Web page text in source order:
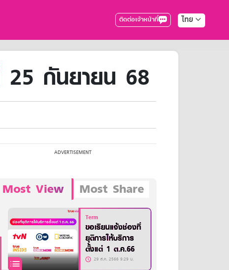
ติดต่อเจ้าหน้าที่ ไทย
25 กันยายน 68
Most View Most Share
Term
ขอเรียนแจ้งช่องที่
ยุติการให้บริการ
ตั้งแต่ 1 ต.ค.66
29 ส.ค. 2566 9:29 น.